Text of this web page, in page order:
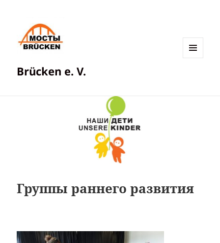
Brücken e. V.
Группы раннего развития